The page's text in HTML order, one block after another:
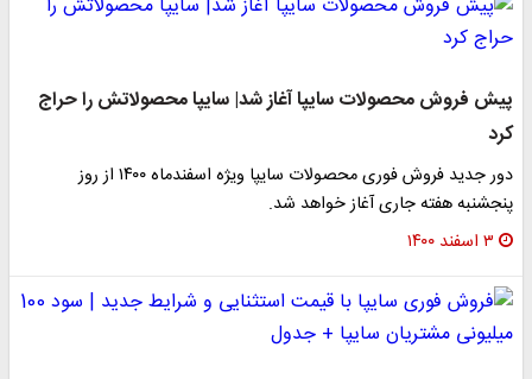
پیش فروش محصولات سایپا آغاز شد| سایپا محصولاتش را حراج
کرد
دور جدید فروش فوری محصولات سایپا ویژه اسفندماه ۱۴۰۰ از روز
پنجشنبه هفته جاری آغاز خواهد شد.
۳ اسفند ۱۴۰۰